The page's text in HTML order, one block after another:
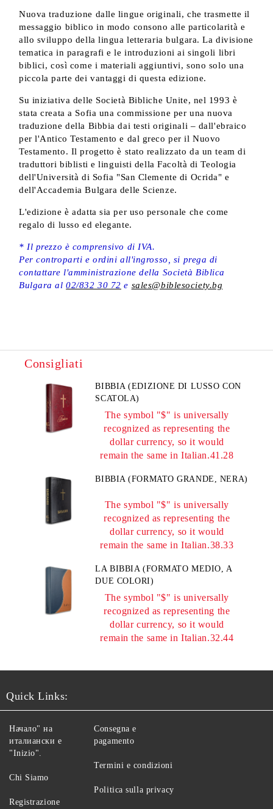
Nuova traduzione dalle lingue originali, che trasmette il
messaggio biblico in modo consono alle particolarità e
allo sviluppo della lingua letteraria bulgara. La divisione
tematica in paragrafi e le introduzioni ai singoli libri
biblici, così come i materiali aggiuntivi, sono solo una
piccola parte dei vantaggi di questa edizione.
Su iniziativa delle Società Bibliche Unite, nel 1993 è
stata creata a Sofia una commissione per una nuova
traduzione della Bibbia dai testi originali – dall'ebraico
per l'Antico Testamento e dal greco per il Nuovo
Testamento. Il progetto è stato realizzato da un team di
traduttori biblisti e linguisti della Facoltà di Teologia
dell'Università di Sofia "San Clemente di Ocrida" e
dell'Accademia Bulgara delle Scienze.
L'edizione è adatta sia per uso personale che come
regalo di lusso ed elegante.
* Il prezzo è comprensivo di IVA.
Per controparti e ordini all'ingrosso, si prega di
contattare l'amministrazione della Società Biblica
Bulgara al02/832 30 72 e sales@biblesociety.bg
Consigliati
BIBBIA (EDIZIONE DI LUSSO CON
SCATOLA)
The symbol "$" is universally
recognized as representing the
dollar currency, so it would
remain the same in Italian.41.28
BIBBIA (FORMATO GRANDE, NERA)
The symbol "$" is universally
recognized as representing the
dollar currency, so it would
remain the same in Italian.38.33
LA BIBBIA (FORMATO MEDIO, A
DUE COLORI)
The symbol "$" is universally
recognized as representing the
dollar currency, so it would
remain the same in Italian.32.44
Quick Links:
Начало" на
италиански е
"Inizio".
Chi Siamo
Registrazione
Consegna e
pagamento
Termini e condizioni
Politica sulla privacy